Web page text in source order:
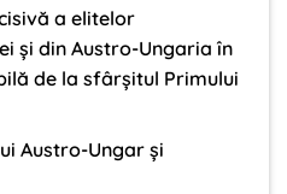
a elitelor
și din Austro-Ungaria în
de la sfârșitul Primului
Austro-Ungar și